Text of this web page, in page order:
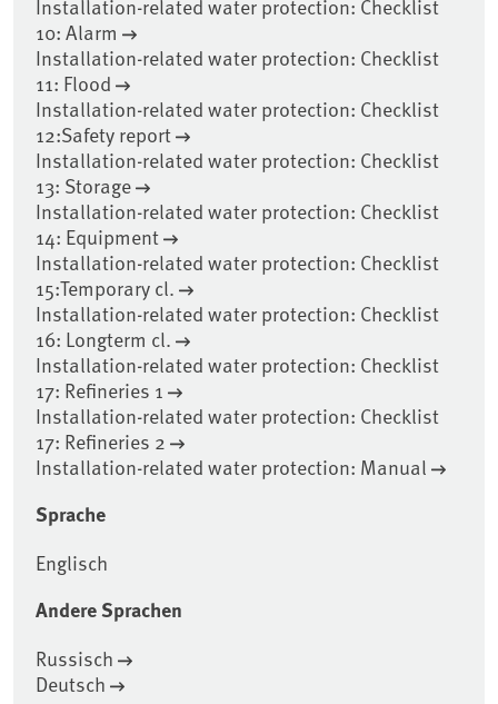
Installation-related water protection: Checklist
10: Alarm
Installation-related water protection: Checklist
11: Flood
Installation-related water protection: Checklist
12:Safety report
Installation-related water protection: Checklist
13: Storage
Installation-related water protection: Checklist
14: Equipment
Installation-related water protection: Checklist
15:Temporary cl.
Installation-related water protection: Checklist
16: Longterm cl.
Installation-related water protection: Checklist
17: Refineries 1
Installation-related water protection: Checklist
17: Refineries 2
Installation-related water protection: Manual
Sprache
Englisch
Andere Sprachen
Russisch
Deutsch